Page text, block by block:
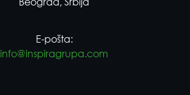
E-pošta:
info@inspiragrupa.com